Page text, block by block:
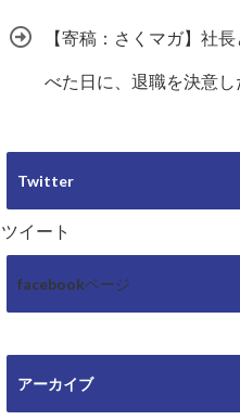
【寄稿：さくマガ】社
べた日に、退職を決意し
Twitter
ツイート
facebookページ
アーカイブ